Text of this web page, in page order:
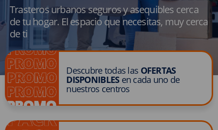
Trasteros urbanos seguros y asequibles cerca
de tu hogar. El espacio que necesitas, muy cerca
de ti
Descubre todas las OFERTAS
DISPONIBLESen cada uno de
nuestros centros